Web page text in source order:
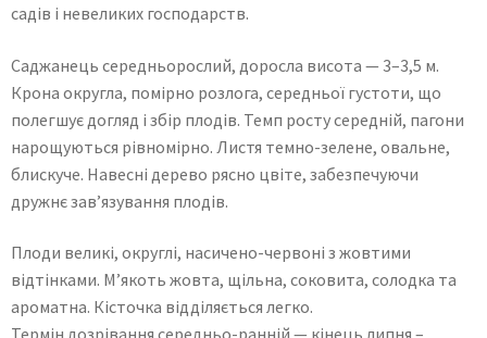
садів і невеликих господарств.
Саджанець середньорослий, доросла висота — 3–3,5 м.
Крона округла, помірно розлога, середньої густоти, що
полегшує догляд і збір плодів. Темп росту середній, пагони
нарощуються рівномірно. Листя темно-зелене, овальне,
блискуче. Навесні дерево рясно цвіте, забезпечуючи
дружнє зав’язування плодів.
Плоди великі, округлі, насичено-червоні з жовтими
відтінками. М’якоть жовта, щільна, соковита, солодка та
ароматна. Кісточка відділяється легко.